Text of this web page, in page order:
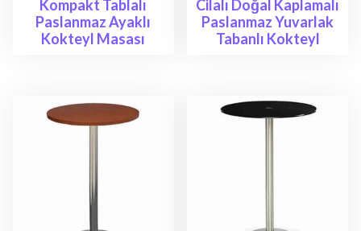
Kompakt Tablalı
Paslanmaz Ayaklı
Kokteyl Masası
Cilalı Doğal Kaplamalı
Paslanmaz Yuvarlak
Tabanlı Kokteyl